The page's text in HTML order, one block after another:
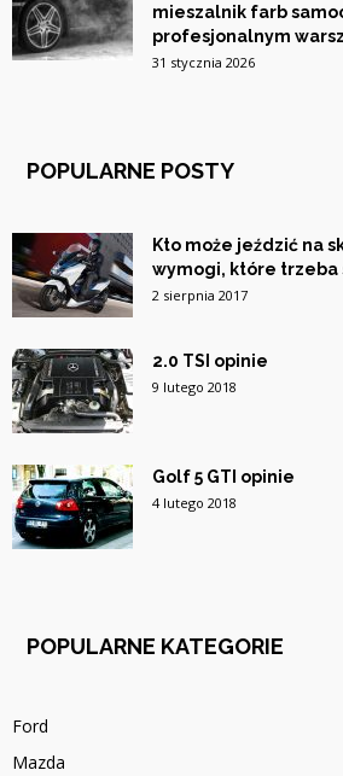
mieszalnik farb
profesjonalnym
31 stycznia 2026
POPULARNE POSTY
Kto może jeździć na
wymogi, które trzeba
2 sierpnia 2017
2.0 TSI opinie
9 lutego 2018
Golf 5 GTI opinie
4 lutego 2018
POPULARNE KATEGORIE
Ford
Mazda